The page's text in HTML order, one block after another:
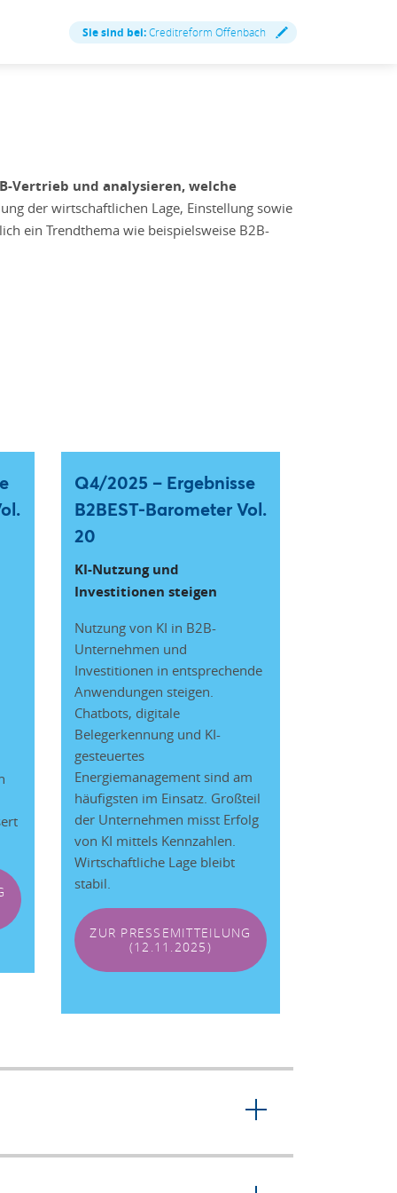
Sie sind bei:Creditreform Offenbach
Vertrieb und analysieren, welche
der wirtschaftlichen Lage, Einstellung sowie
ein Trendthema wie beispielsweise B2B-
Q4/2025 – Ergebnisse
B2BEST-Barometer Vol.
20
KI-Nutzung und
Investitionen steigen
Nutzung von KI in B2B-
Unternehmen und
Investitionen in entsprechende
Anwendungen steigen.
Chatbots, digitale
Belegerkennung und KI-
gesteuertes
Energiemanagement sind am
häufigsten im Einsatz. Großteil
der Unternehmen misst Erfolg
von KI mittels Kennzahlen.
Wirtschaftliche Lage bleibt
stabil.
ZUR PRESSEMITTEILUNG
(12.11.2025)